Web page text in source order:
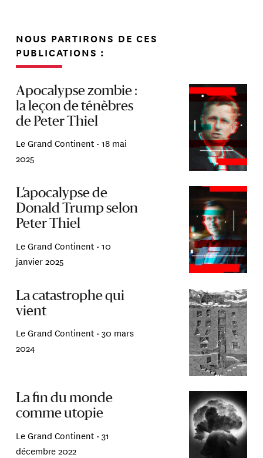
NOUS PARTIRONS DE CES
PUBLICATIONS :
Apocalypse zombie :
la leçon de ténèbres
de Peter Thiel
Le Grand Continent •18 mai
2025
L’apocalypse de
Donald Trump selon
Peter Thiel
Le Grand Continent •10
janvier 2025
La catastrophe qui
vient
Le Grand Continent •30 mars
2024
La fin du monde
comme utopie
Le Grand Continent •31
décembre 2022